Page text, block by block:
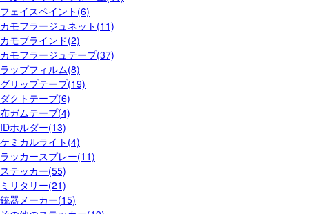
フェイスペイント(6)
カモフラージュネット(11)
カモブラインド(2)
カモフラージュテープ(37)
ラップフィルム(8)
グリップテープ(19)
ダクトテープ(6)
布ガムテープ(4)
IDホルダー(13)
ケミカルライト(4)
ラッカースプレー(11)
ステッカー(55)
ミリタリー(21)
銃器メーカー(15)